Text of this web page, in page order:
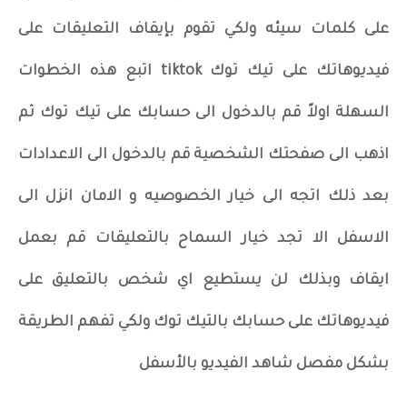
على كلمات سيئه ولكي تقوم بإيقاف التعليقات على
فيديوهاتك على تيك توك tiktok اتبع هذه الخطوات
السهلة اولاً قم بالدخول الى حسابك على تيك توك ثم
اذهب الى صفحتك الشخصية قم بالدخول الى الاعدادات
بعد ذلك اتجه الى خيار الخصوصيه و الامان انزل الى
الاسفل الا تجد خيار السماح بالتعليقات قم بعمل
ايقاف وبذلك لن يستطيع اي شخص بالتعليق على
فيديوهاتك على حسابك بالتيك توك ولكي تفهم الطريقة
بشكل مفصل شاهد الفيديو بالأسفل